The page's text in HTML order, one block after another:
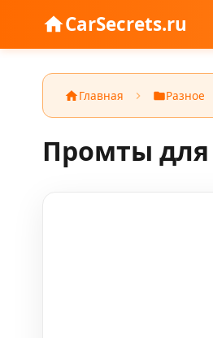
CarSecrets.ru
Главная Разное
Промты для